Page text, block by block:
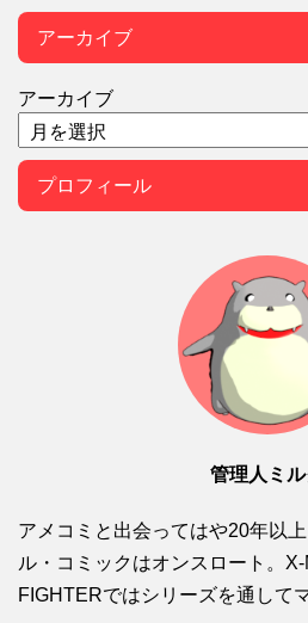
アーカイブ
アーカイブ
プロフィール
管理人ミル
アメコミと出会ってはや20年以
ル・コミックはオンスロート。
FIGHTERではシリーズを通して